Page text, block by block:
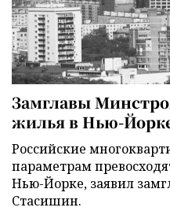
Замглавы
жилья в Нью-
Российские
параметрам
Нью-Йорке, заявил
Стасишин.